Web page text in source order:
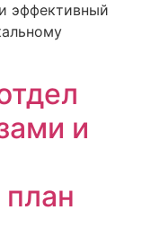
эффективный
и